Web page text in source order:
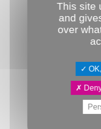
18.03.2026
Municipales :
Métropole
Les électeurs
tour des
This site
and
over